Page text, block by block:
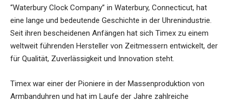
“Waterbury Clock Company” in Waterbury, Connecticut, hat
eine lange und bedeutende Geschichte in der Uhrenindustrie.
Seit ihren bescheidenen Anfängen hat sich Timex zu einem
weltweit führenden Hersteller von Zeitmessern entwickelt, der
für Qualität, Zuverlässigkeit und Innovation steht.
Timex war einer der Pioniere in der Massenproduktion von
Armbanduhren und hat im Laufe der Jahre zahlreiche